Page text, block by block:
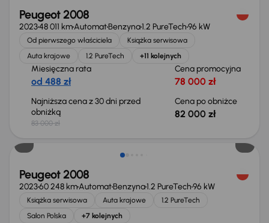
Peugeot 2008
202348 011 kmAutomatBenzyna1.2 PureTech96 kW
Od pierwszego właściciela
Książka serwisowa
Auta krajowe
1.2 PureTech +11 kolejnych
Miesięczna rata
od 488 zł
Cena promocyjna
78 000 zł
Najniższa cena z 30 dni przed
obniżką
83 000 zł
Cena po obniżce
82 000 zł
Taniej o 1 000 zł
Peugeot 2008
202360 248 kmAutomatBenzyna1.2 PureTech96 kW
Książka serwisowa Auta krajowe
1.2 PureTech
Salon Polska
+7 kolejnych